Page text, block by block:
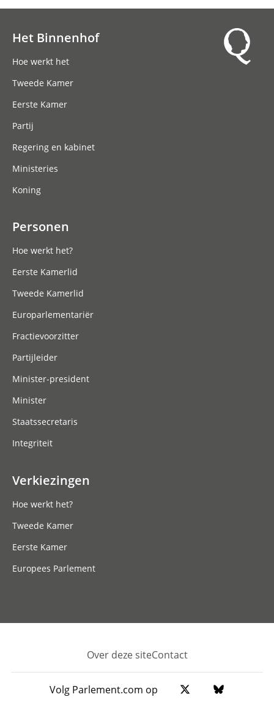
Het Binnenhof
Hoe werkt het
Tweede Kamer
Eerste Kamer
Partij
Regering en kabinet
Ministeries
Koning
Personen
Hoe werkt het?
Eerste Kamerlid
Tweede Kamerlid
Europarlementariër
Fractievoorzitter
Partijleider
Minister-president
Minister
Staatssecretaris
Integriteit
Verkiezingen
Hoe werkt het?
Tweede Kamer
Eerste Kamer
Europees Parlement
Footer
Over deze siteContact
Volg Parlement.com op